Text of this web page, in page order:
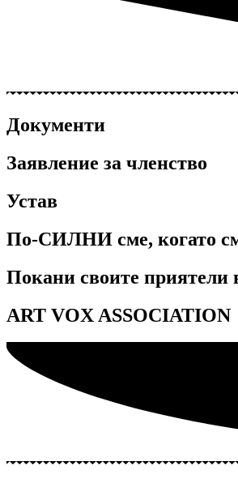
Документи
Заявление за членство
Устав
По-СИЛНИ сме, когато
Покани своите
ART VOX ASSOCIATION